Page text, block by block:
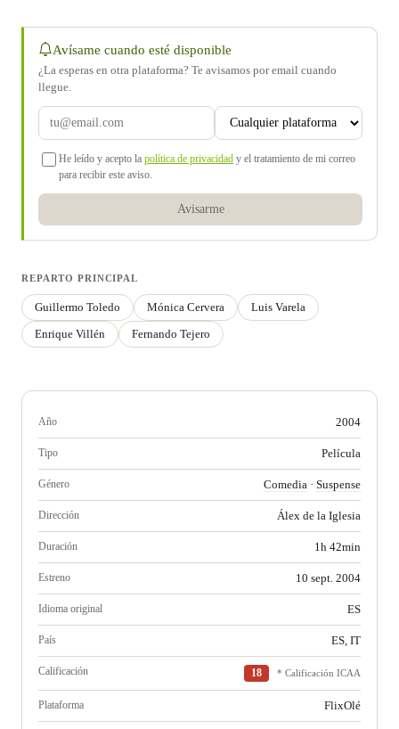
Avísame cuando esté disponible
¿La esperas en otra plataforma? Te avisamos por email cuando
llegue.
He leído y acepto la política de privacidad y el tratamiento de mi correo
para recibir este aviso.
Avisarme
REPARTO PRINCIPAL
Guillermo Toledo Mónica Cervera
Luis Varela
Enrique Villén
Fernando Tejero
Año 2004
Tipo Película
Género Comedia · Suspense
Dirección Álex de la Iglesia
Duración 1h 42min
Estreno 10 sept. 2004
Idioma original ES
País ES, IT
Calificación 18 * Calificación ICAA
Plataforma FlixOlé